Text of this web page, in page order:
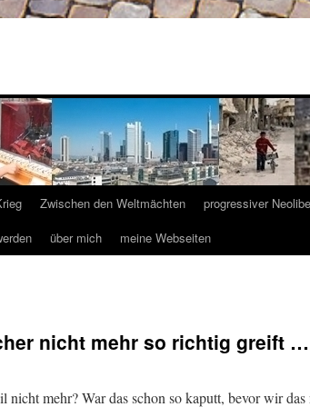
Zwischen den Weltmächten progressiver
über mich meine Webseiten
nicht mehr so richtig greift
nicht mehr? War das schon so kaputt, bevor wir